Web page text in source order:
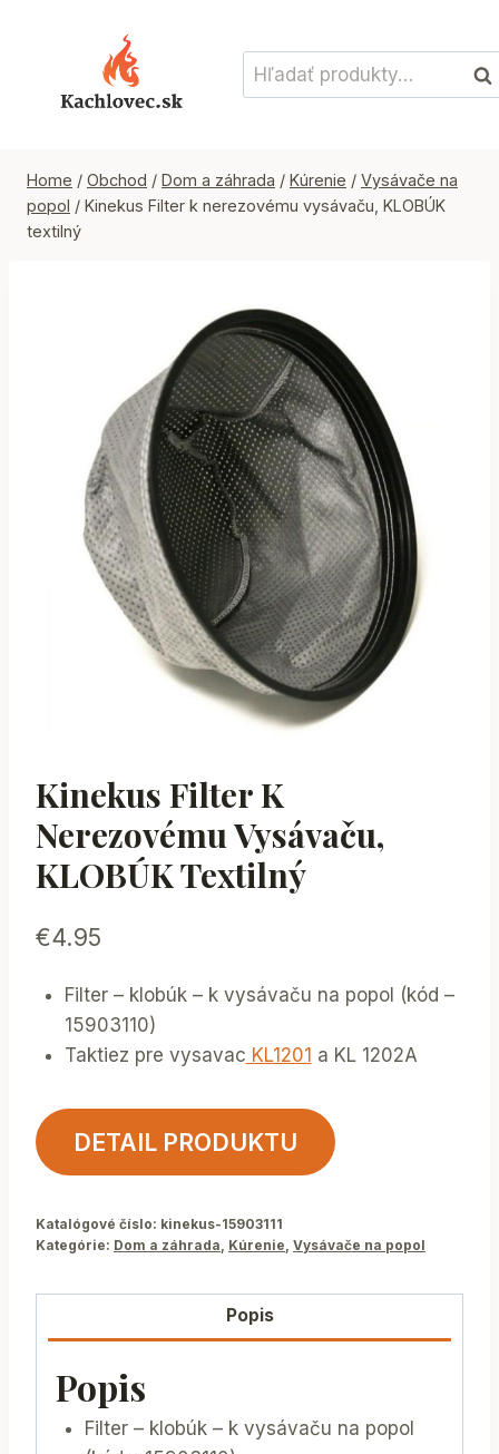
Hľadať:
Home / Obchod / Dom a záhrada / Kúrenie / Vysávače na
popol / Kinekus Filter k nerezovému vysávaču, KLOBÚK
textilný
Kinekus Filter K
Nerezovému Vysávaču,
KLOBÚK Textilný
€4.95
Filter – klobúk – k vysávaču na popol (kód –
15903110)
Taktiez pre vysavac KL1201 a KL 1202A
DETAIL PRODUKTU
Katalógové číslo: kinekus-15903111
Kategórie: Dom a záhrada Kúrenie Vysávače na popol
Popis
Popis
Filter – klobúk – k vysávaču na popol